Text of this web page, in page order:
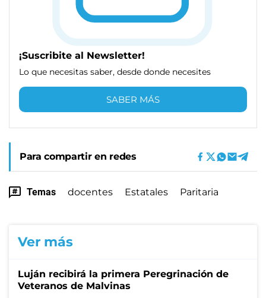
¡Suscribite al Newsletter!
Lo que necesitas saber, desde donde necesites
SABER MÁS
Para compartir en redes
Temas docentes Estatales Paritaria
Ver más
Luján recibirá la primera Peregrinación de
Veteranos de Malvinas